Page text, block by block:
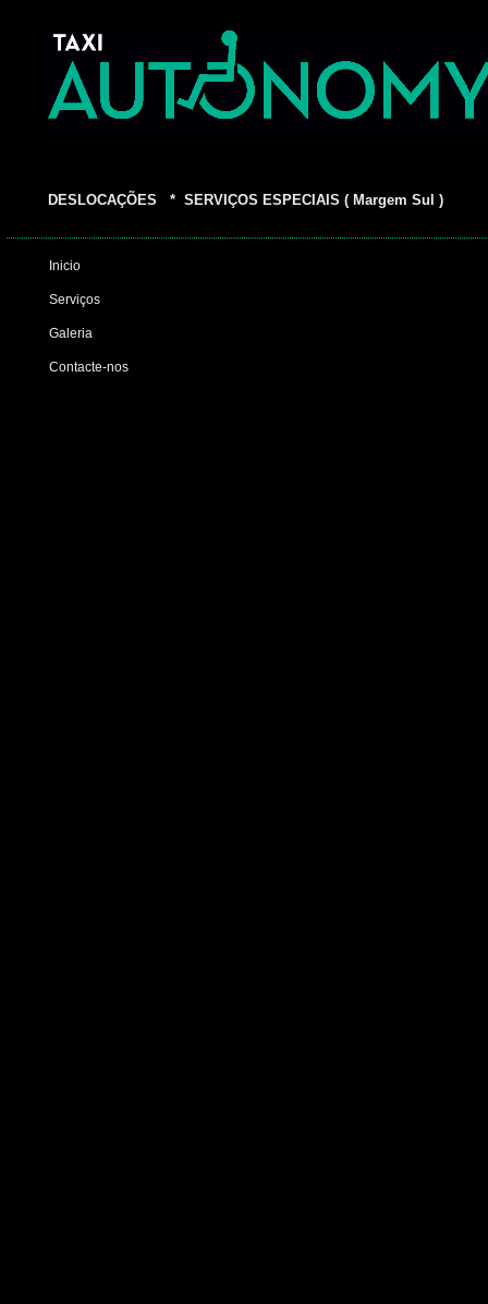
DESLOCAÇÕES * SERVIÇOS ESPECIAIS ( Margem Sul )
Inicio
Serviços
Contacte-nos
Galeria